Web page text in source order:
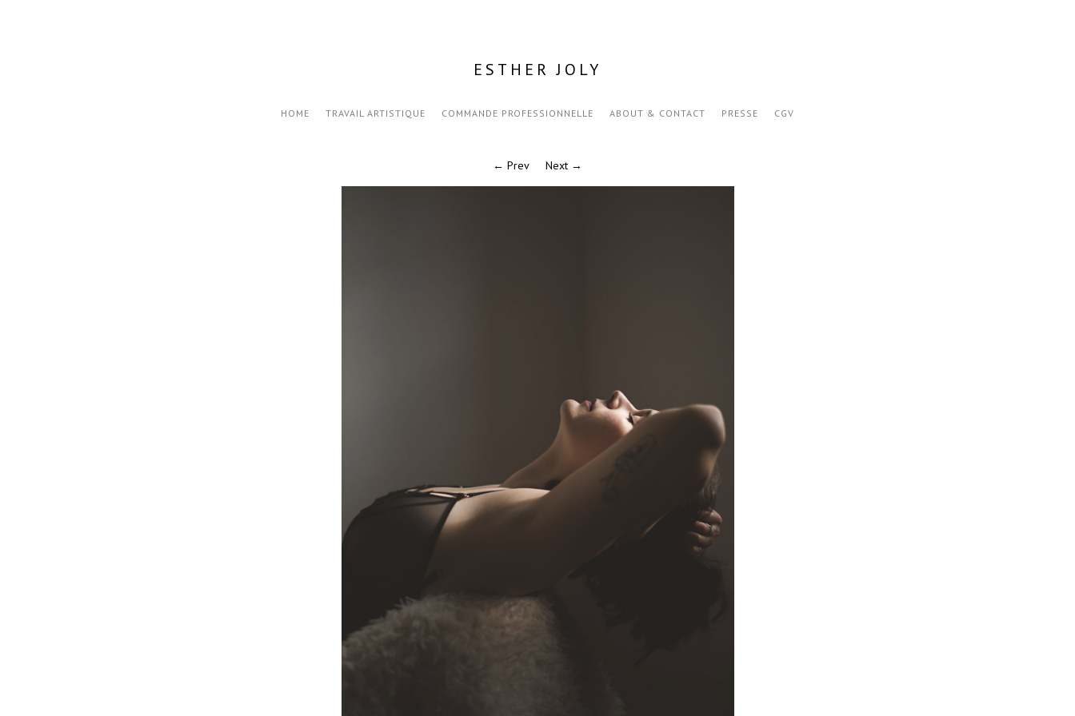
ESTHER JOLY
HOME TRAVAIL ARTISTIQUE COMMANDE PROFESSIONNELLE ABOUT & CONTACT PRESSE CGV
← Prev Next →